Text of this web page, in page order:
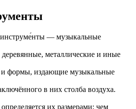
— музыкальные
металлические и иные
и формы, издающие музыкальные
в них столба воздуха.
их размерами: чем